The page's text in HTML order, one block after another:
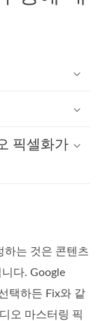
픽셀화가
하는 것은 콘텐츠
다. Google
택하든 Fix와 같
오 마스터링 픽